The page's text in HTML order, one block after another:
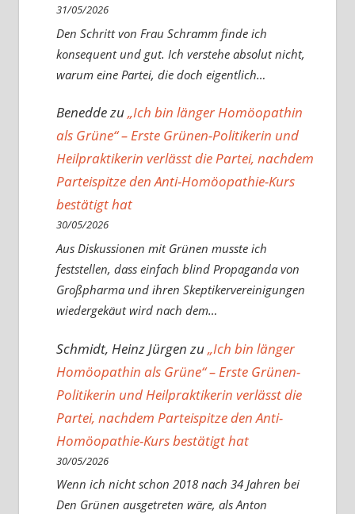
31/05/2026
Den Schritt von Frau Schramm finde ich
konsequent und gut. Ich verstehe absolut nicht,
warum eine Partei, die doch eigentlich…
Beneddezu„Ich bin länger Homöopathin
als Grüne“ – Erste Grünen-Politikerin und
Heilpraktikerin verlässt die Partei, nachdem
Parteispitze den Anti-Homöopathie-Kurs
bestätigt hat
30/05/2026
Aus Diskussionen mit Grünen musste ich
feststellen, dass einfach blind Propaganda von
Großpharma und ihren Skeptikervereinigungen
wiedergekäut wird nach dem…
Schmidt, Heinz Jürgen zu„Ich bin länger
Homöopathin als Grüne“ – Erste Grünen-
Politikerin und Heilpraktikerin verlässt die
Partei, nachdem Parteispitze den Anti-
Homöopathie-Kurs bestätigt hat
30/05/2026
Wenn ich nicht schon 2018 nach 34 Jahren bei
Den Grünen ausgetreten wäre, als Anton